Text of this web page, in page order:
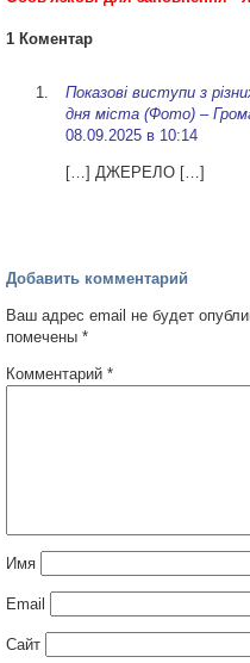
1 Коментар
Показові виступи з
дня міста (Фото) –
08.09.2025 в 10:14
[…] ДЖЕРЕЛО […]
Добавить комментарий
Ваш адрес email не будет
помечены *
Комментарий *
Имя
Email
Сайт